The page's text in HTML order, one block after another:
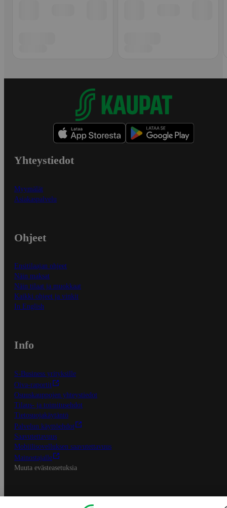
Yhteystiedot
Myymälät
Asiakaspalvelu
Ohjeet
Ensitilaajan ohjeet
Näin maksat
Näin tilaat ja muokkaat
Kaikki ohjeet ja vinkit
In English
Info
S-Business yrityksille
Oiva-raportit
Osuuskauppojen yhteystiedot
Tilaus- ja toimitusehdot
Tietosuojakäytäntö
Palvelun käyttöehdot
Saavutettavuus
Mobiilisovelluksen saavutettavuus
Mainostajalle
Muuta evästeasetuksia